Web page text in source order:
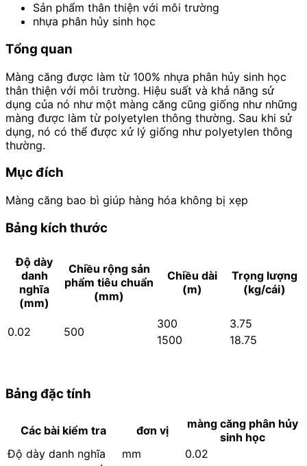
Sản phẩm thân thiện với môi trường
nhựa phân hủy sinh học
Tổng quan
Màng căng được làm từ 100% nhựa phân hủy sinh học
thân thiện với môi trường. Hiệu suất và khả năng sử
dụng của nó như một màng căng cũng giống như những
màng được làm từ polyetylen thông thường. Sau khi sử
dụng, nó có thể được xử lý giống như polyetylen thông
thường.
Mục đích
Màng căng bao bì giúp hàng hóa không bị xẹp
Bảng kích thước
Độ dày
danh
nghĩa
(mm)
Chiều rộng sản
phẩm tiêu chuẩn
(mm)
Chiều dài
(m)
Trọng lượng
(kg/cái)
0.02 500
300
3.75
1500
18.75
Bảng đặc tính
Các bài kiểm tra đơn vị
màng căng phân hủy
sinh học
Độ dày danh nghĩa
mm
0.02